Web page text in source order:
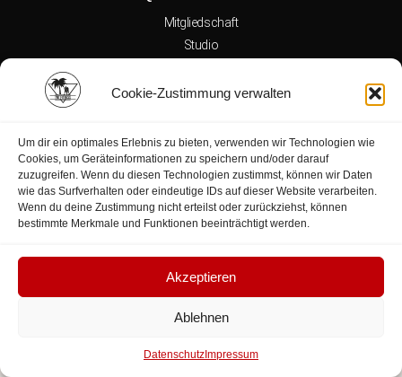
Cookie-Zustimmung verwalten
Um dir ein optimales Erlebnis zu bieten, verwenden wir Technologien wie
Cookies, um Geräteinformationen zu speichern und/oder darauf
zuzugreifen. Wenn du diesen Technologien zustimmst, können wir Daten
wie das Surfverhalten oder eindeutige IDs auf dieser Website verarbeiten.
Wenn du deine Zustimmung nicht erteilst oder zurückziehst, können
bestimmte Merkmale und Funktionen beeinträchtigt werden.
Akzeptieren
Ablehnen
Datenschutz Impressum
Mitgliedschaft
Studio
Kursplan
Shop
Datenschutz
Impressum
Kontakt
TNT Fitness- und Wellness Oase